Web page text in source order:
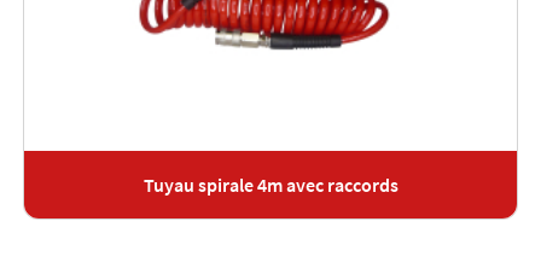
Tuyau spirale 4m avec raccords